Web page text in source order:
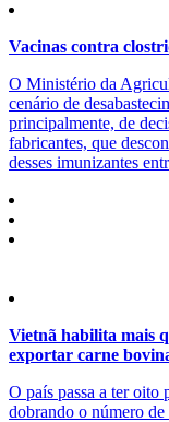
Vacinas contra
O Ministério da
cenário de
principalmente, de
fabricantes, que
desses imunizantes
Vietnã habilita mais
exportar carne
O país passa a ter oito
dobrando o número de